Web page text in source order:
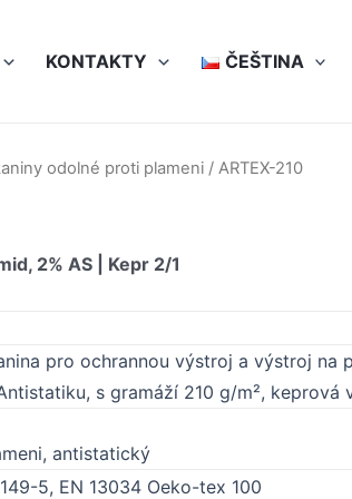
KONTAKTY ČEŠTINA
odolné proti plameni / ARTEX-210
2% AS | Kepr 2/1
pro ochrannou výstroj a výstroj na
s gramáží 210 g/m², keprová
antistatický
5, EN 13034 Oeko-tex 100